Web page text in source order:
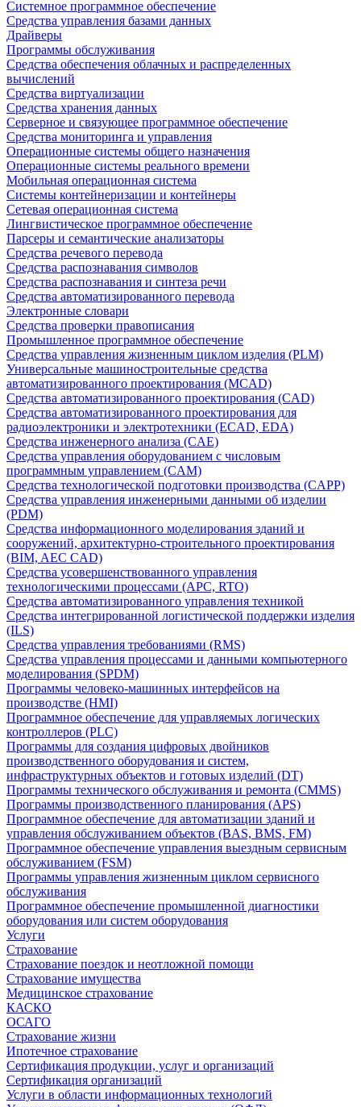
Системное программное обеспечение
Средства управления базами данных
Драйверы
Программы обслуживания
Средства обеспечения облачных и распределенных
вычислений
Средства виртуализации
Средства хранения данных
Серверное и связующее программное обеспечение
Средства мониторинга и управления
Операционные системы общего назначения
Операционные системы реального времени
Мобильная операционная система
Системы контейнеризации и контейнеры
Сетевая операционная система
Лингвистическое программное обеспечение
Парсеры и семантические анализаторы
Средства речевого перевода
Средства распознавания символов
Средства распознавания и синтеза речи
Средства автоматизированного перевода
Электронные словари
Средства проверки правописания
Промышленное программное обеспечение
Средства управления жизненным циклом изделия (PLM)
Универсальные машиностроительные средства
автоматизированного проектирования (MCAD)
Средства автоматизированного проектирования (CAD)
Средства автоматизированного проектирования для
радиоэлектроники и электротехники (ECAD, EDA)
Средства инженерного анализа (CAE)
Средства управления оборудованием с числовым
программным управлением (CAM)
Средства технологической подготовки производства (CAPP)
Средства управления инженерными данными об изделии
(PDM)
Средства информационного моделирования зданий и
сооружений, архитектурно-строительного проектирования
(BIM, AEC CAD)
Средства усовершенствованного управления
технологическими процессами (APC, RTO)
Средства автоматизированного управления техникой
Средства интегрированной логистической поддержки изделия
(ILS)
Средства управления требованиями (RMS)
Средства управления процессами и данными компьютерного
моделирования (SPDM)
Программы человеко-машинных интерфейсов на
производстве (HMI)
Программное обеспечение для управляемых логических
контроллеров (PLC)
Программы для создания цифровых двойников
производственного оборудования и систем,
инфраструктурных объектов и готовых изделий (DT)
Программы технического обслуживания и ремонта (CMMS)
Программы производственного планирования (APS)
Программное обеспечение для автоматизации зданий и
управления обслуживанием объектов (BAS, BMS, FM)
Программное обеспечение управления выездным сервисным
обслуживанием (FSM)
Программы управления жизненным циклом сервисного
обслуживания
Программное обеспечение промышленной диагностики
оборудования или систем оборудования
Услуги
Страхование
Страхование поездок и неотложной помощи
Страхование имущества
Медицинское страхование
КАСКО
ОСАГО
Страхование жизни
Ипотечное страхование
Сертификация продукции, услуг и организаций
Сертификация организаций
Услуги в области информационных технологий